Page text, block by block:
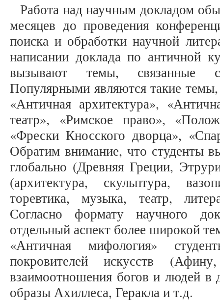
Работа над научным докладом
месяцев до проведения
поиска и обработки научной
написании доклада по античной
вызывают темы, связанные
Популярными являются такие
«Античная архитектура»,
театр», «Римское право»,
«Фрески Кносского дворца»,
Обратим внимание, что студенты
глобально (Древняя Греции,
(архитектура, скульптура,
торевтика, музыка, театр,
Согласно формату научного
отдельный аспект более широкой
«Античная мифология»
покровителей искусств
взаимоотношения богов и людей в
образы Ахиллеса, Геракла и т.д.